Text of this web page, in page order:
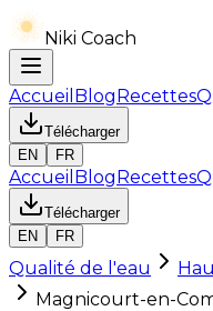
Niki Coach
Accueil BlogRecettes
Télécharger
EN
FR
Accueil BlogRecettes
Télécharger
EN
FR
Qualité de l'eau
Magnicourt-en-